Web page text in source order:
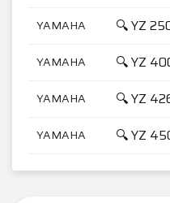
YAMAHA 🔍 YZ
YAMAHA 🔍 YZ
YAMAHA 🔍 YZ
YAMAHA 🔍 YZ